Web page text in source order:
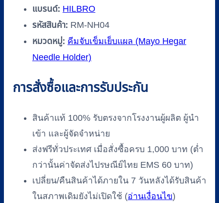
แบรนด์: HILBRO
รหัสสินค้า: RM-NH04
หมวดหมู่: คีมจับเข็มเย็บแผล (Mayo Hegar
Needle Holder)
การสั่งซื้อและการรับประกัน
สินค้าแท้ 100% รับตรงจากโรงงานผู้ผลิต ผู้นำ
เข้า และผู้จัดจำหน่าย
ส่งฟรีทั่วประเทศ เมื่อสั่งซื้อครบ 1,000 บาท (ต่ำ
กว่านั้นค่าจัดส่งไปรษณีย์ไทย EMS 60 บาท)
เปลี่ยน/คืนสินค้าได้ภายใน 7 วันหลังได้รับสินค้า
ในสภาพเดิมยังไม่เปิดใช้ (อ่านเงื่อนไข)